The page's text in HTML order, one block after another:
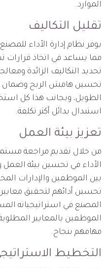
الموارد.
تقليل التكاليف
يوفر نظام إدارة الأداء
مما يساعد في اتخاذ قرارات
تحديد التكاليف الزائدة
تحسين هامش الربح وضمان
الطويل، وبجانب هذا كل
استبدال بدائل أكثر تكلفة.
تعزيز بيئة العمل
من خلال تقديم مراجعة
الأداء في تحسين بيئة العمل
بين الموظفين والإدارات
تحسين أدائهم لتحقيق معايير
المصنع في استراتيجياته
مهامهم بنجاح.
التخطيط